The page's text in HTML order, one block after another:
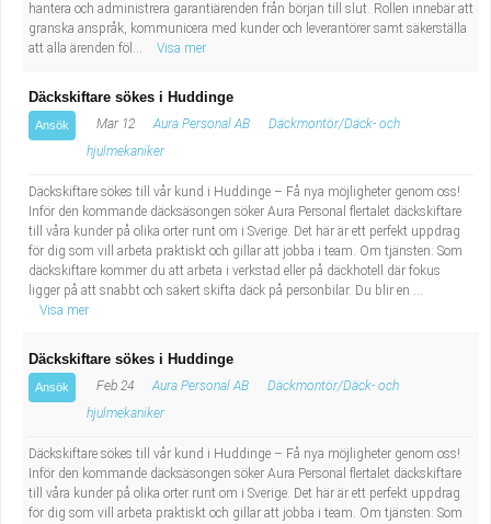
hantera och administrera garantiärenden från början till slut. Rollen innebär att
granska anspråk, kommunicera med kunder och leverantörer samt säkerställa
att alla ärenden föl...
Visa mer
Däckskiftare sökes i Huddinge
Ansök Mar 12 Aura Personal AB
Däckmontör/Däck- och
hjulmekaniker
Däckskiftare sökes till vår kund i Huddinge – Få nya möjligheter genom oss!
Inför den kommande däcksäsongen söker Aura Personal flertalet däckskiftare
till våra kunder på olika orter runt om i Sverige. Det här är ett perfekt uppdrag
för dig som vill arbeta praktiskt och gillar att jobba i team. Om tjänsten: Som
däckskiftare kommer du att arbeta i verkstad eller på däckhotell där fokus
ligger på att snabbt och säkert skifta däck på personbilar. Du blir en ...
Visa mer
Däckskiftare sökes i Huddinge
Ansök Feb 24 Aura Personal AB
Däckmontör/Däck- och
hjulmekaniker
Däckskiftare sökes till vår kund i Huddinge – Få nya möjligheter genom oss!
Inför den kommande däcksäsongen söker Aura Personal flertalet däckskiftare
till våra kunder på olika orter runt om i Sverige. Det här är ett perfekt uppdrag
för dig som vill arbeta praktiskt och gillar att jobba i team. Om tjänsten: Som